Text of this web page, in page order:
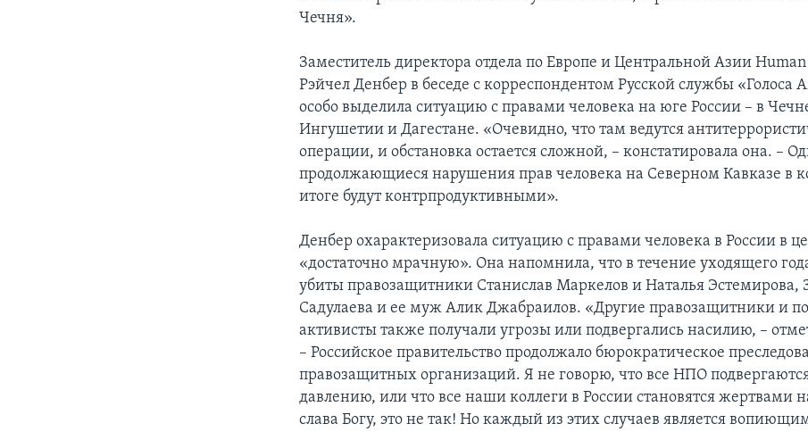
Чечня».
Заместитель директора отдела по Европе и Центральной Азии
Рэйчел Денбер в беседе с корреспондентом Русской службы «Голоса
особо выделила ситуацию с правами человека на юге России – в
Ингушетии и Дагестане. «Очевидно, что там ведутся
операции, и обстановка остается сложной, – констатировала она. –
продолжающиеся нарушения прав человека на Северном Кавказе в
итоге будут контрпродуктивными».
Денбер охарактеризовала ситуацию с правами человека в России в
«достаточно мрачную». Она напомнила, что в течение уходящего
убиты правозащитники Станислав Маркелов и Наталья Эстемирова,
Садулаева и ее муж Алик Джабраилов. «Другие правозащитники и
активисты также получали угрозы или подвергались насилию, –
– Российское правительство продолжало бюрократическое
правозащитных организаций. Я не говорю, что все НПО
давлению, или что все наши коллеги в России становятся жертвами
слава Богу, это не так! Но каждый из этих случаев является